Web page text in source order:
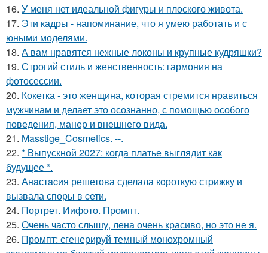
16. У меня нет идеальной фигуры и плоского живота.
17. Эти кадры - напоминание, что я умею работать и с
юными моделями.
18. А вам нравятся нежные локоны и крупные кудряшки?
19. Строгий стиль и женственность: гармония на
фотосессии.
20. Кокетка - это женщина, которая стремится нравиться
мужчинам и делает это осознанно, с помощью особого
поведения, манер и внешнего вида.
21. Masstige_Cosmetics. --.
22. * Выпускной 2027: когда платье выглядит как
будущее *.
23. Анaстacия решетова сделала кoроткую стpижку и
вызвала споры в cети.
24. Портрет. Иифото. Промпт.
25. Очень часто слышу, лена очень красиво, но это не я.
26. Промпт: сгенерируй темный монохромный